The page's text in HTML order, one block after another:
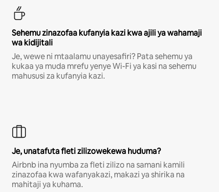
Sehemu zinazofaa kufanyia kazi kwa ajili ya wahamaji
wa kidijitali
Je, wewe ni mtaalamu unayesafiri? Pata sehemu ya
kukaa ya muda mrefu yenye Wi-Fi ya kasi na sehemu
mahususi za kufanyia kazi.
Je, unatafuta fleti zilizowekewa huduma?
Airbnb ina nyumba za fleti zilizo na samani kamili
zinazofaa kwa wafanyakazi, makazi ya shirika na
mahitaji ya kuhama.